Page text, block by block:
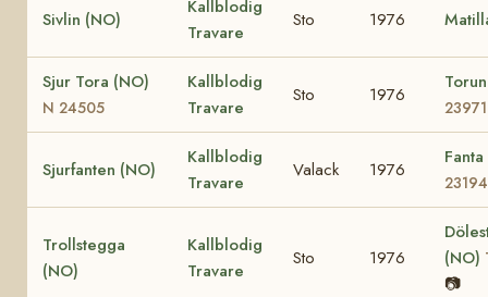
Sivlin (NO)
Kallblodig
Travare
Sto 1976
Sjur Tora (NO)
N 24505
Kallblodig
Travare
Sto 1976
23971
Sjurfanten (NO)
Kallblodig
Travare
Valack 1976
23194
Trollstegga
(NO)
Kallblodig
Travare
Sto 1976
(NO)
📷